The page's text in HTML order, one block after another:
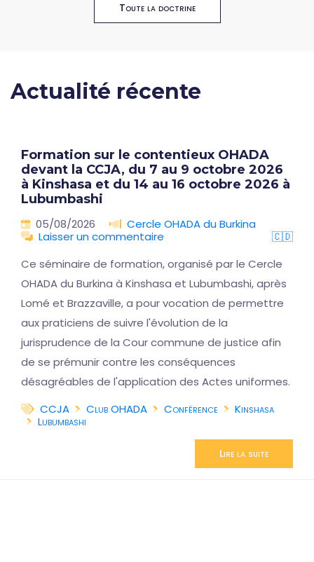
Toute la doctrine
Actualité récente
Formation sur le contentieux OHADA
devant la CCJA, du 7 au 9 octobre 2026
à Kinshasa et du 14 au 16 octobre 2026 à
Lubumbashi
05/08/2026
Cercle OHADA du Burkina
Laisser un commentaire
🇨🇩
Ce séminaire de formation, organisé par le Cercle
OHADA du Burkina à Kinshasa et Lubumbashi, après
Lomé et Brazzaville, a pour vocation de permettre
aux praticiens de suivre l'évolution de la
jurisprudence de la Cour commune de justice afin
de se prémunir contre les conséquences
désagréables de l'application des Actes uniformes.
CCJA
Club OHADA Conférence
Kinshasa
Lubumbashi
Lire la suite